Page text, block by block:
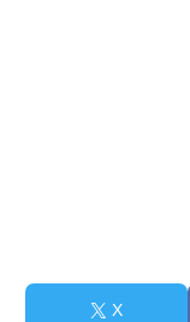
X